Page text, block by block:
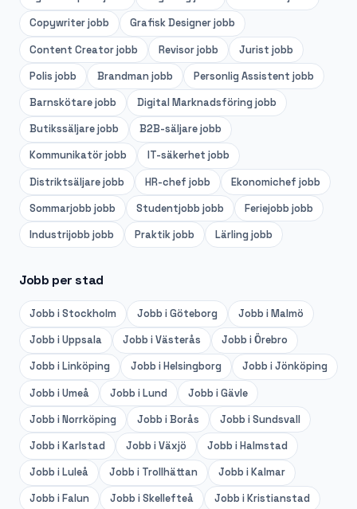
Copywriterjobb Grafisk Designerjobb
Content Creatorjobb Revisorjobb Jurist jobb
Polis jobb Brandman jobb Personlig Assistent jobb
Barnskötarejobb Digital Marknadsföring jobb
Butikssäljarejobb B2B-säljarejobb
Kommunikatörjobb IT-säkerhet jobb
Distriktsäljarejobb HR-chef jobb Ekonomichef jobb
Sommarjobb jobb Studentjobb jobb Feriejobb jobb
Industrijobb jobb Praktikjobb Lärling jobb
Jobb per stad
Jobb iStockholm Jobb iGöteborg Jobb iMalmö
Jobb iUppsala Jobb iVästerås Jobb iÖrebro
Jobb iLinköping Jobb iHelsingborg Jobb iJönköping
Jobb iUmeå Jobb iLund Jobb iGävle
Jobb iNorrköping Jobb iBorås Jobb iSundsvall
Jobb iKarlstad Jobb iVäxjö Jobb iHalmstad
Jobb iLuleå Jobb i Trollhättan Jobb iKalmar
Jobb iFalun Jobb iSkellefteå Jobb iKristianstad